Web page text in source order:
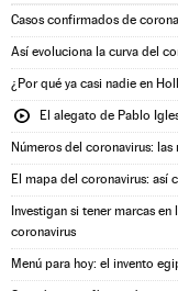
Casos confirmados de
Así evoluciona la curva del
¿Por qué ya casi nadie en
El alegato de Pablo
Números del coronavirus:
El mapa del coronavirus: así
Investigan si tener marcas
coronavirus
Menú para hoy: el invento